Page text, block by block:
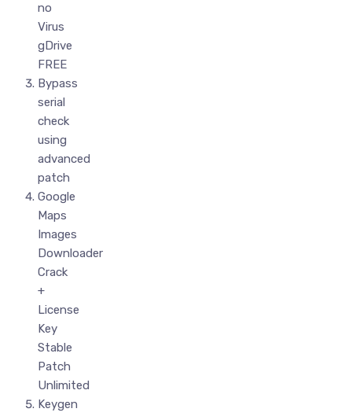
no
Virus
gDrive
FREE
Bypass
serial
check
using
advanced
patch
Google
Maps
Images
Downloader
Crack
+
License
Key
Stable
Patch
Unlimited
Keygen